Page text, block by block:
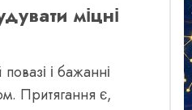
міцні
і бажанні
Притягання є,